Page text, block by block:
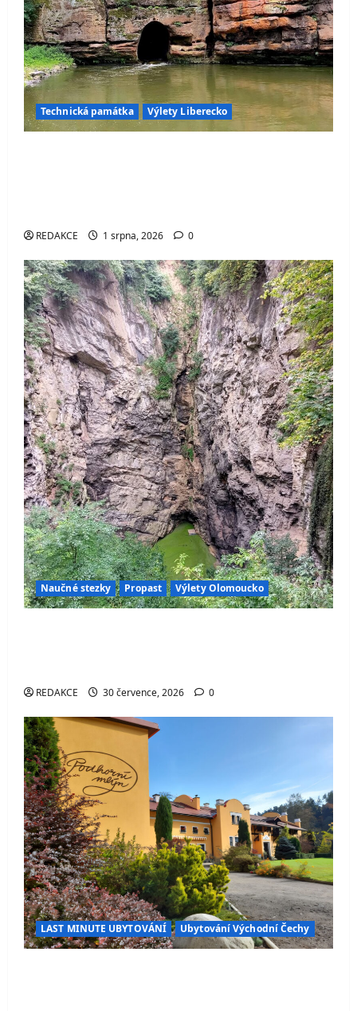
Technická památka Výlety Liberecko
REDAKCE 1 srpna, 2026 0
Naučné stezky Propast Výlety Olomoucko
REDAKCE 30 července, 2026 0
LAST MINUTE UBYTOVÁNÍ Ubytování Východní Čechy